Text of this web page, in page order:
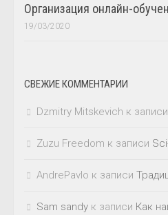
Организация онлайн-
19/03/2020
СВЕЖИЕ КОММЕНТАРИИ
Dzmitry Mitskevich к записи
Zuzu Freedom к записи
AndrePavlo к записи
Sam sandy к записи Как